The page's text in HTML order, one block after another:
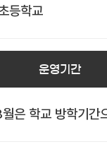
등학교
운영기간
은 학교 방학기간